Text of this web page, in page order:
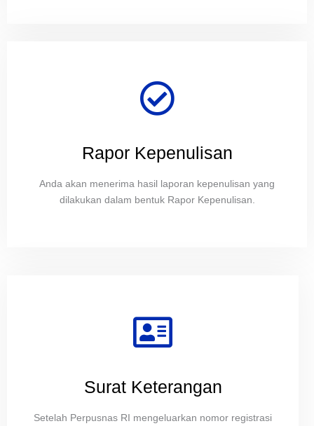
Rapor Kepenulisan
Anda akan menerima hasil laporan kepenulisan yang
dilakukan dalam bentuk Rapor Kepenulisan.
Surat Keterangan
Setelah Perpusnas RI mengeluarkan nomor registrasi